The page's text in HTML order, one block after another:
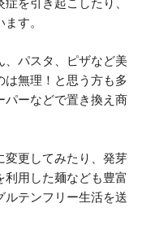
を引き起こしたり、
す。
、パスタ、ピザなど美
は無理！と思う方も多
パーなどで置き換え商
変更してみたり、発芽
利用した麺なども豊富
ルテンフリー生活を送